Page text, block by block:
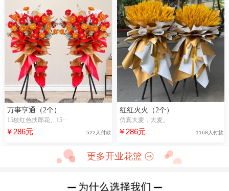
万事亨通（2个）
15枝红色扶郎花、15··
￥286元 522人付款
红红火火（2个）
仿真大麦，大麦。
￥286元 1168人付款
更多开业花篮